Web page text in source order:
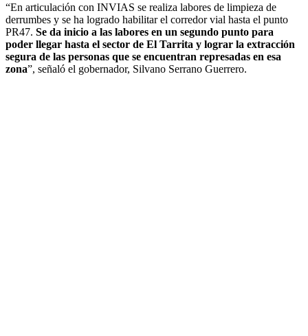
“En articulación con INVIAS se realiza labores de limpieza de
derrumbes y se ha logrado habilitar el corredor vial hasta el punto
PR47. Se da inicio a las labores en un segundo punto para
poder llegar hasta el sector de El Tarrita y lograr la extracción
segura de las personas que se encuentran represadas en esa
zona”, señaló el gobernador, Silvano Serrano Guerrero.